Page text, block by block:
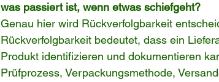
was passiert ist, wenn etwas schiefgeht?
Genau hier wird Rückverfolgbarkeit
Rückverfolgbarkeit bedeutet, dass ein
Produkt identifizieren und dokumentieren
Prüfprozess, Verpackungsmethode,